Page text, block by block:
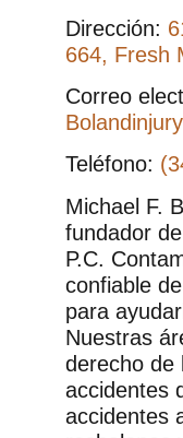
Dirección:
664, Fresh
Correo
Teléfono:
Michael F.
fundador
P.C.
confiable
para
Nuestras
derecho de
accidentes
accidentes